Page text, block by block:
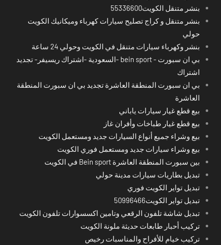
بنشر متنقل الكويت55336600
بنشر متنقل و كراج تصليح سيارات كهرباء وميكانيك الكويت
حولي
بنشر وكهرباء سيارات متنقل في الكويت وحولي 24 ساعة
بي ان سبورت - bein sport -السعودية -اشتراك ريسيفر- تجديد
اشتراك
بي ان سبورت المنطقة العاشرة تجديد بي ان سبورت المنطقة
العاشرة
بيع قطع غيار سيارات ياباني
بيع قطع غيار طباخات وأفران غاز
بيع وشراء جميع أنواع السيارات جديد ومستعمل الكويت
بيع وشراء سيارات جديد ومستعمل فوري الكويت
بين سبورت المنطقة العاشرة Bein sport في الكويت
تبديل بطاريات سيارات مدينة حولي
تبديل تواير الكويت فوري
تبديل تواير الكويت50996466
تبديل شاشة تلفون الرقعي وتامين اكسسوارات تلفون الكويت
تركيب أحبار طابعات حديثة ملونة الكويت
تركيب خيام للأفراح والمناسبات رخيص